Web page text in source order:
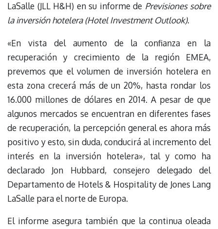
LaSalle (JLL H&H) en su informe de Previsiones sobre
la inversión hotelera (Hotel Investment Outlook).
«En vista del aumento de la confianza en la
recuperación y crecimiento de la región EMEA,
prevemos que el volumen de inversión hotelera en
esta zona crecerá más de un 20%, hasta rondar los
16.000 millones de dólares en 2014. A pesar de que
algunos mercados se encuentran en diferentes fases
de recuperación, la percepción general es ahora más
positivo y esto, sin duda, conducirá al incremento del
interés en la inversión hotelera», tal y como ha
declarado Jon Hubbard, consejero delegado del
Departamento de Hotels & Hospitality de Jones Lang
LaSalle para el norte de Europa.
El informe asegura también que la continua oleada